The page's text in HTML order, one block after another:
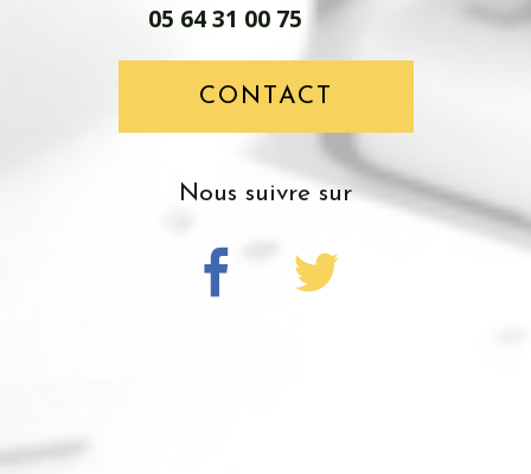
05 64 31 00 75
CONTACT
nous suivre sur